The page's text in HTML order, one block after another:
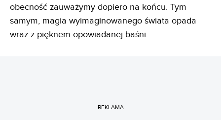
obecność zauważymy dopiero na końcu. Tym
samym, magia wyimaginowanego świata opada
wraz z pięknem opowiadanej baśni.
REKLAMA